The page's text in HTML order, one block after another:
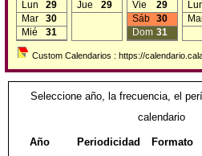
Lun
29
Mar
30
Mié
31
Jue
29
Vie
29
Sáb 30
Dom 31
Custom Calendarios : https://
Seleccione año, la frecuencia, el
calendario
Año Periodicidad Formato